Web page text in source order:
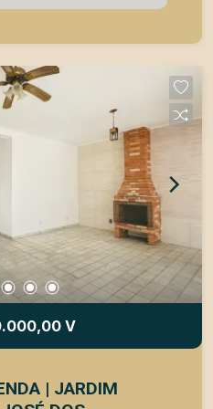
1 suíte com ótimo
A área
amplas e integradas,
para receber
e funcionalidade
ideal para
especiais em
| 1 suíte |
| Varanda | Espaço
| Sala de estar | Sala
| 3 vagas de garagem
farmácias, academias,
às principais
V